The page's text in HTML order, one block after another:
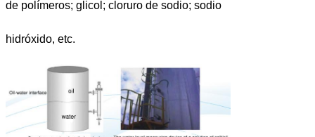
de polímeros; glicol; cloruro de sodio; sodio
hidróxido, etc.